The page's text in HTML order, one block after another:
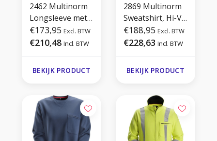
2462 Multinorm
Longsleeve met
Turtleneck
€173,95 Excl. BTW
€210,48 Incl. BTW
BEKIJK PRODUCT
2869 Multinorm
Sweatshirt, Hi-Vis
1
€188,95 Excl. BTW
€228,63 Incl. BTW
BEKIJK PRODUCT